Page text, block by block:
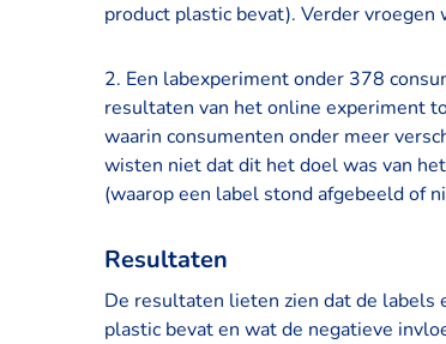
product plastic bevat). Verder vroegen
2. Een labexperiment onder 378
resultaten van het online experiment
waarin consumenten onder meer
wisten niet dat dit het doel was van
(waarop een label stond afgebeeld of
Resultaten
De resultaten lieten zien dat de labels
plastic bevat en wat de negatieve